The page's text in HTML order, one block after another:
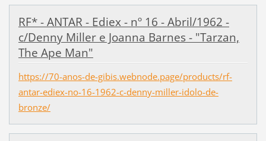
RF* - ANTAR - Ediex - nº 16 - Abril/1962 -
c/Denny Miller e Joanna Barnes - "Tarzan,
The Ape Man"
https://70-anos-de-gibis.webnode.page/products/rf-
antar-ediex-no-16-1962-c-denny-miller-idolo-de-
bronze/